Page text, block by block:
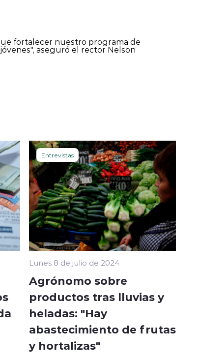
fortalecer nuestro programa de
aseguró el rector Nelson
Entrevistas
Lunes 8 de julio de 2024
Agrónomo sobre
productos tras lluvias y
heladas: "Hay
abastecimiento de frutas
y hortalizas"